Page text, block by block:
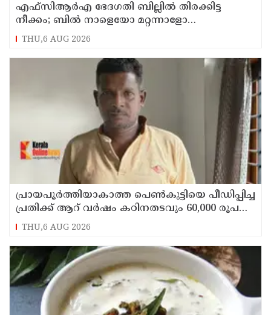
എഫ്‌സിആര്‍എ ഭേദഗതി ബില്ലില്‍ തിരക്കിട്ട
നീക്കം; ബില്‍ നാളെയോ മറ്റന്നാളോ
കൊണ്ടുവന്നേക്കും
THU,6 AUG 2026
പ്രായപൂര്‍ത്തിയാകാത്ത പെണ്‍കുട്ടിയെ പീഡിപ്പിച്ച
പ്രതിക്ക് ആറ് വര്‍ഷം കഠിനതടവും 60,000 രൂപ
പിഴയും
THU,6 AUG 2026